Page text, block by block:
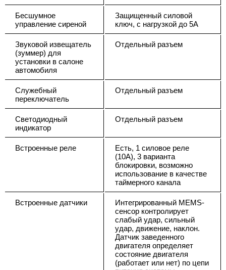
Бесшумное
управление сиреной
Защищенный силовой
ключ, с нагрузкой до 5А
Звуковой извещатель
(зуммер) для
установки в салоне
автомобиля
Отдельный разъем
Служебный
переключатель
Отдельный разъем
Светодиодный
индикатор
Отдельный разъем
Встроенные реле
Есть, 1 силовое реле
(10А), 3 варианта
блокировки, возможно
использование в качестве
таймерного канала
Встроенные датчики
Интегрированный MEMS-
сенсор контролирует
слабый удар, сильный
удар, движение, наклон.
Датчик заведенного
двигателя определяет
состояние двигателя
(работает или нет) по цепи